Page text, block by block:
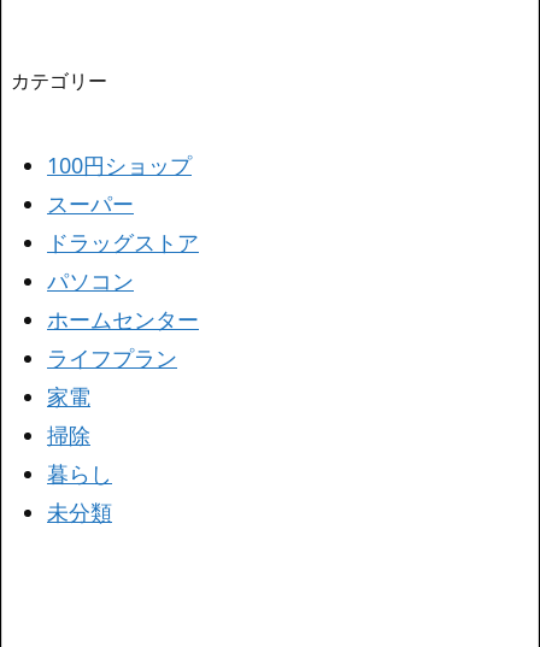
カテゴリー
100円ショップ
スーパー
ドラッグストア
パソコン
ホームセンター
ライフプラン
家電
掃除
暮らし
未分類